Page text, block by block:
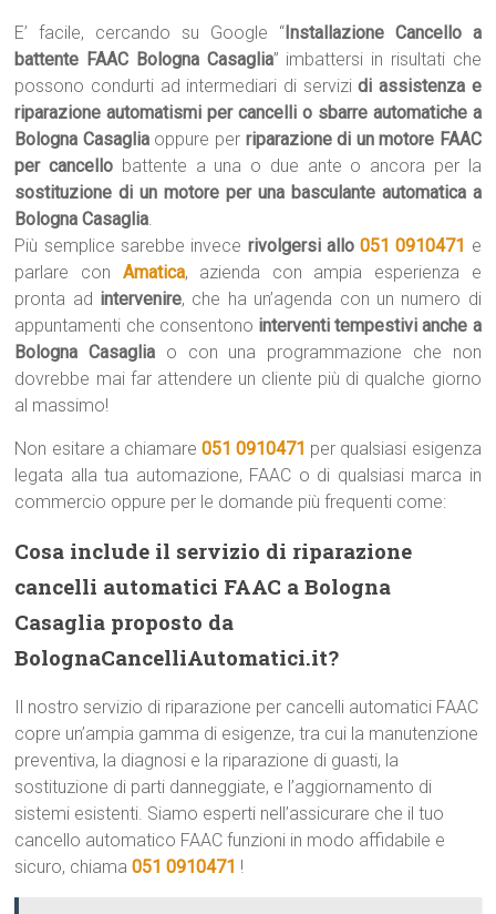
E’ facile, cercando su Google “Installazione Cancello a
battente FAAC Bologna Casaglia” imbattersi in risultati che
possono condurti ad intermediari di servizidi assistenza e
riparazione automatismi per cancelli o sbarre automatiche a
Bologna Casaglia oppure per riparazione di un motore FAAC
per cancello battente a una o due ante o ancora per la
sostituzione di un motore per una basculante automatica a
Bologna Casaglia.
Più semplice sarebbe invece rivolgersi allo051 0910471 e
parlare con Amatica, azienda con ampia esperienza e
pronta ad intervenire, che ha un’agenda con un numero di
appuntamenti che consentono interventi tempestivi anche a
Bologna Casaglia o con una programmazione che non
dovrebbe mai far attendere un cliente più di qualche giorno
al massimo!
Non esitare a chiamare 051 0910471 per qualsiasi esigenza
legata alla tua automazione, FAAC o di qualsiasi marca in
commercio oppure per le domande più frequenti come:
Cosa include il servizio di riparazione
cancelli automatici FAAC a Bologna
Casaglia proposto da
BolognaCancelliAutomatici.it?
Il nostro servizio di riparazione per cancelli automatici FAAC
copre un’ampia gamma di esigenze, tra cui la manutenzione
preventiva, la diagnosi e la riparazione di guasti, la
sostituzione di parti danneggiate, e l’aggiornamento di
sistemi esistenti. Siamo esperti nell’assicurare che il tuo
cancello automatico FAAC funzioni in modo affidabile e
sicuro, chiama051 0910471 !